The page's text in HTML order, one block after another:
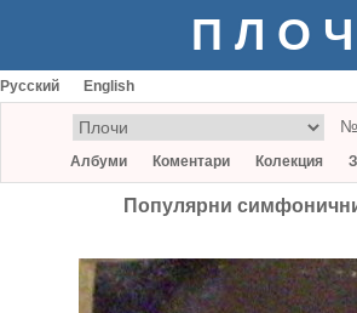
Русский English
№
Албуми Коментари Колекция
Популярни